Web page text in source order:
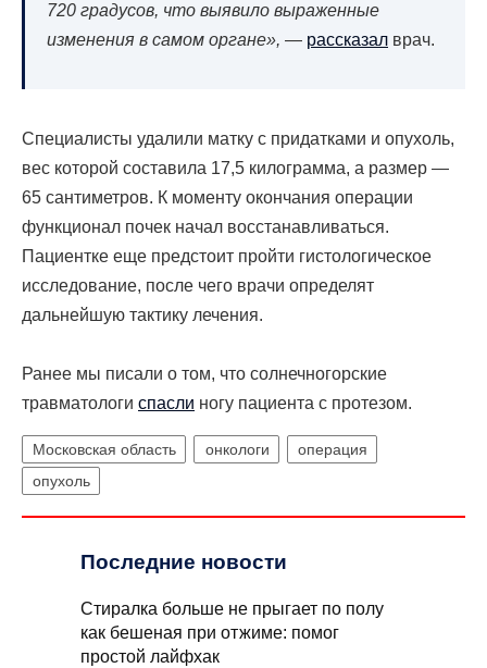
720 градусов, что выявило выраженные
изменения в самом органе», — рассказал врач.
Специалисты удалили матку с придатками и опухоль,
вес которой составила 17,5 килограмма, а размер —
65 сантиметров. К моменту окончания операции
функционал почек начал восстанавливаться.
Пациентке еще предстоит пройти гистологическое
исследование, после чего врачи определят
дальнейшую тактику лечения.
Ранее мы писали о том, что солнечногорские
травматологи спасли ногу пациента с протезом.
Московская область онкологи
операция
опухоль
Последние новости
Стиралка больше не прыгает по полу
как бешеная при отжиме: помог
простой лайфхак